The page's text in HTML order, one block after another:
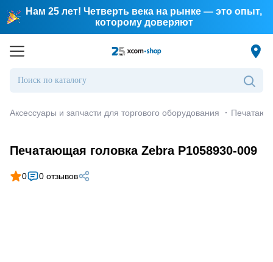
Нам 25 лет! Четверть века на рынке — это опыт,
которому доверяют
Аксессуары и запчасти для торгового оборудования ·
Печатающая головка Zebra P1058930-009
0 0 отзывов